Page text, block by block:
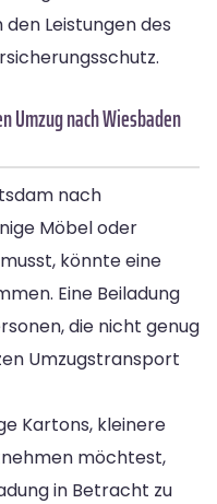
Leistungen des
Umzug nach Wiesbaden
nach
Möbel oder
könnte eine
Eine Beiladung
die nicht genug
Umzugstransport
Kartons, kleinere
möchtest,
in Betracht zu